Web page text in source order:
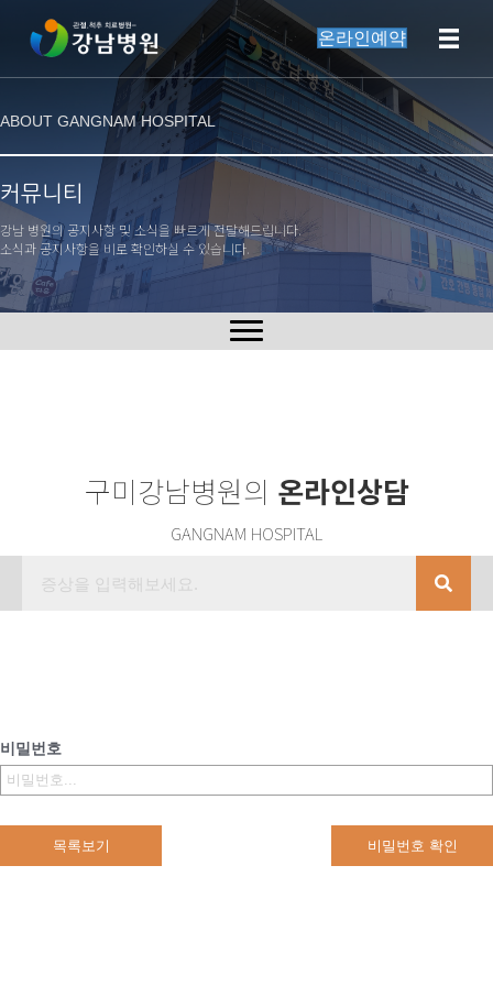
온라인예약
ABOUT GANGNAM HOSPITAL
커뮤니티
강남 병원의 공지사항 및 소식을 빠르게 전달해드립니다.
소식과 공지사항을 비로 확인하실 수 있습니다.
구미강남병원의 온라인상담
GANGNAM HOSPITAL
비밀번호
목록보기 비밀번호 확인